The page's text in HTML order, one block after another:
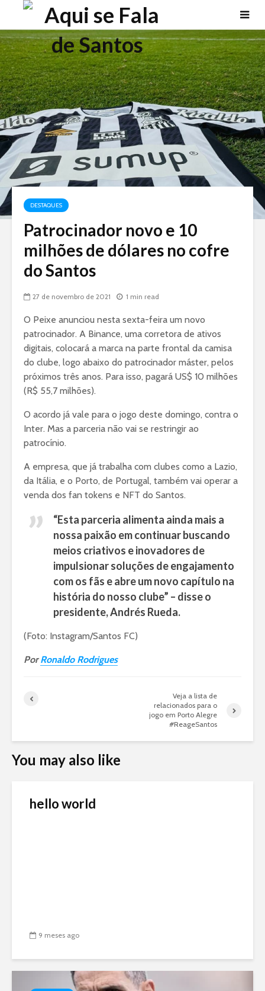
DESTAQUES
Patrocinador novo e 10
milhões de dólares no cofre
do Santos
27 de novembro de 2021 1 min read
O Peixe anunciou nesta sexta-feira um novo
patrocinador. A Binance, uma corretora de ativos
digitais, colocará a marca na parte frontal da camisa
do clube, logo abaixo do patrocinador máster, pelos
próximos três anos. Para isso, pagará US$ 10 milhões
(R$ 55,7 milhões).
O acordo já vale para o jogo deste domingo, contra o
Inter. Mas a parceria não vai se restringir ao
patrocínio.
A empresa, que já trabalha com clubes como a Lazio,
da Itália, e o Porto, de Portugal, também vai operar a
venda dos fan tokens e NFT do Santos.
“Esta parceria alimenta ainda mais a
nossa paixão em continuar buscando
meios criativos e inovadores de
impulsionar soluções de engajamento
com os fãs e abre um novo capítulo na
história do nosso clube” – disse o
presidente, Andrés Rueda.
(Foto: Instagram/Santos FC)
PorRonaldo Rodrigues
Veja a lista de
relacionados para o
jogo em Porto Alegre
#ReageSantos
You may also like
hello world
9 meses ago